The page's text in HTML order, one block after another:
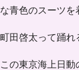
な青色のスーツを
町田啓太って踊れ
この東京海上日